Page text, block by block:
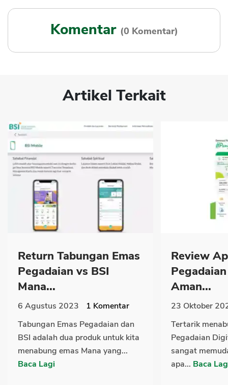
Komentar (0 Komentar)
Artikel Terkait
Return Tabungan Emas
Pegadaian vs BSI
Mana...
6 Agustus 2023 1 Komentar
Tabungan Emas Pegadaian dan
BSI adalah dua produk untuk kita
menabung emas Mana yang...
Baca Lagi
Review
Aman...
23 Oktober
Tertarik
Pegadaian
sangat
apa... Baca